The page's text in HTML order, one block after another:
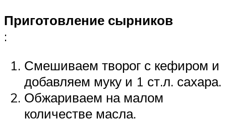
Приготовление сырников
:
Смешиваем творог с кефиром и
добавляем муку и 1 ст.л. сахара.
Обжариваем на малом
количестве масла.